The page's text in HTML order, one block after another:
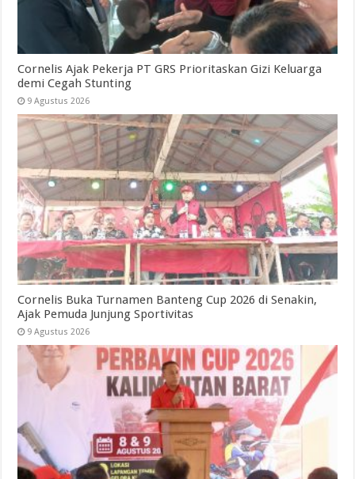
Cornelis Ajak Pekerja PT GRS Prioritaskan Gizi Keluarga
demi Cegah Stunting
9 Agustus 2026
Cornelis Buka Turnamen Banteng Cup 2026 di Senakin,
Ajak Pemuda Junjung Sportivitas
9 Agustus 2026